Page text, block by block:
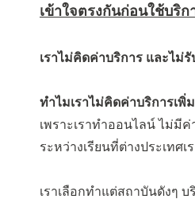
เข้าใจตรงกันก่อนใช้บริ
เราไม่คิดค่าบริการ และไม่
ทำไมเราไม่คิดค่าบริการเพิ่
เพราะเราทำออนไลน์ ไม่มี
ระหว่างเรียนที่ต่างประเทศ
เราเลือกทำแต่สถาบันดังๆ